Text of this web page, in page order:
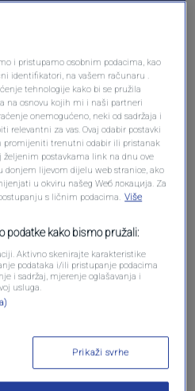
Oglas
i pristupamo osobnim podacima, kao
identifikatori, na vašem računaru .
tehnologije kako bi se pružila
na osnovu kojih mi i naši partneri
onemogućeno, neki od sadržaja i
relevantni za vas. Ovaj odabir postavki
promijeniti trenutni odabir ili pristanak
postavkama link na dnu ove
lijevom dijelu web stranice, ako
u okviru našeg Wеб локација. Za
s ličnim podacima. Više
podatke kako bismo pružali:
Aktivno skenirajte karakteristike
podataka i/ili pristupanje podacima
i sadržaj, mjerenje oglašavanja i
usluga.
Prikaži svrhe